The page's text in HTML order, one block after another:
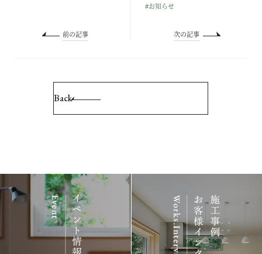
前の記事
#お知らせ
次の記事
Back